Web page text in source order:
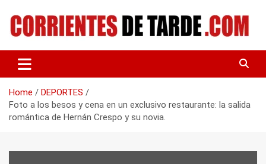
content
CORRIENTES DE TARDE
Home
DEPORTES
Foto a los besos y cena en un exclusivo restaurante: la salida
romántica de Hernán Crespo y su novia.